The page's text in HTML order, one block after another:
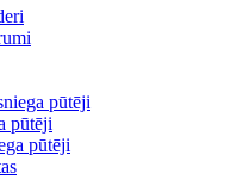
pūtēji
pūtēji
pūtēji